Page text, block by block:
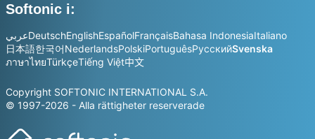
Softonic i:
عربيDeutschEnglishEspañolFrançaisBahasa IndonesiaItaliano
日本語한국어NederlandsPolskiPortuguêsРусскийSvenska
ภาษาไทยTürkçeTiếng Việt中文
Copyright SOFTONIC INTERNATIONAL S.A.
© 1997-2026 - Alla rättigheter reserverade